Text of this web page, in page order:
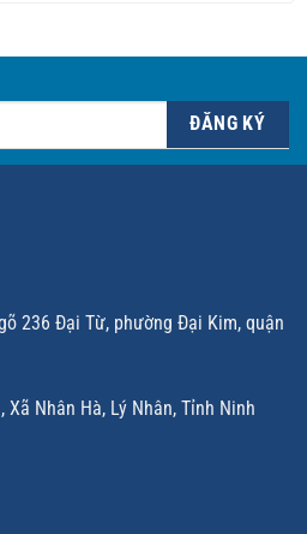
236 Đại Từ, phường Đại Kim, quận
Xã Nhân Hà, Lý Nhân, Tỉnh Ninh